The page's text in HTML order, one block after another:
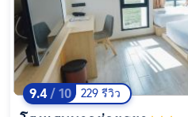
9.4 / 10 229 รีวิว